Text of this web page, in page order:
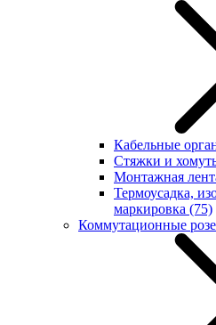
Кабельные
Стяжки и
Монтажная
Термоусадка,
маркировка (75)
Коммутационные